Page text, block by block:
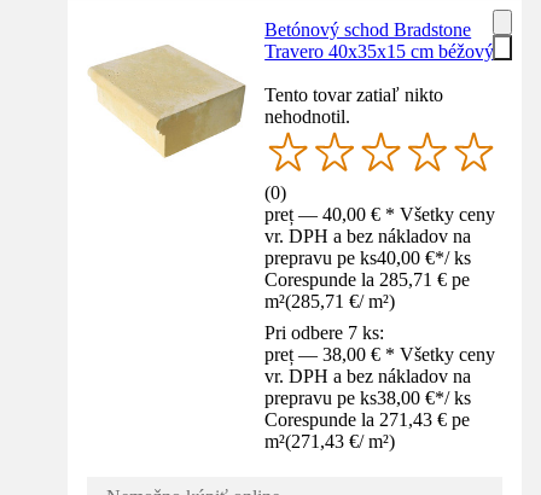
Betónový schod Bradstone
Travero 40x35x15 cm béžový
Tento tovar zatiaľ nikto
nehodnotil.
(0)
preț — 40,00 € * Všetky ceny
vr. DPH a bez nákladov na
prepravu pe ks40,00 €*/ ks
Corespunde la 285,71 € pe
m²(285,71 €/ m²)
Pri odbere 7 ks:
preț — 38,00 € * Všetky ceny
vr. DPH a bez nákladov na
prepravu pe ks38,00 €*/ ks
Corespunde la 271,43 € pe
m²(271,43 €/ m²)